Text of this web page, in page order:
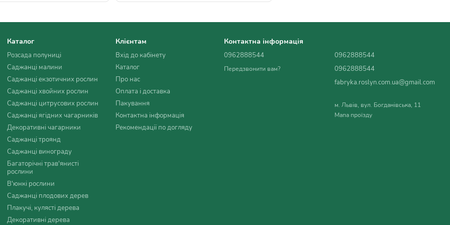
Каталог
Розсада полуниці
Саджанці малини
Саджанці екзотичних рослин
Саджанці хвойних рослин
Саджанці цитрусових рослин
Саджанці ягідних чагарників
Декоративні чагарники
Саджанці троянд
Саджанці винограду
Багаторічні трав'янисті
рослини
В'юнкі рослини
Саджанці плодових дерев
Плакучі, кулясті дерева
Декоративні дерева
Клієнтам
Вхід до кабінету
Каталог
Про нас
Оплата і доставка
Пакування
Контактна інформація
Рекомендації по догляду
Контактна інформація
0962888544
Передзвонити вам?
0962888544
0962888544
fabryka.roslyn.com.ua@gmail.com
м. Львів, вул. Богданівська, 11
Мапа проїзду